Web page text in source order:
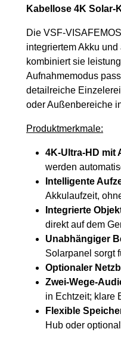
Kabellose 4K
Die VSF-
integriertem Akku
kombiniert sie
Aufnahmemodus
detailreiche
oder Außenbereiche
Produktmerkmale:
4K-Ultra-HD mit
werden
Intelligente
Akkulaufzeit,
Integrierte
direkt auf dem
Unabhängiger
Solarpanel sorgt
Optionaler
Zwei-Wege-
in Echtzeit; klare
Flexible
Hub oder